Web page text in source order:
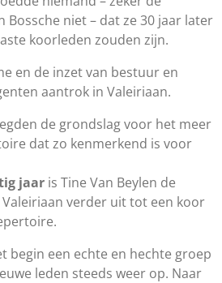
Bossche niet – dat ze 30 jaar later
koorleden zouden zijn.
en de inzet van bestuur en
aantrok in Valeiriaan.
de grondslag voor het meer
dat zo kenmerkend is voor
jaar is Tine Van Beylen de
verder uit tot een koor
begin een echte en hechte groep
leden steeds weer op. Naar